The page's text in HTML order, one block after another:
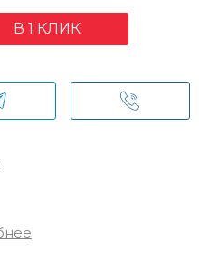
В 1 КЛИК